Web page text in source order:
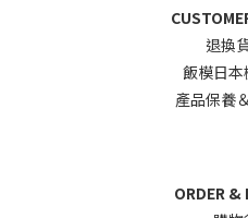
退換
飯模日本
產品保養
ORDER &